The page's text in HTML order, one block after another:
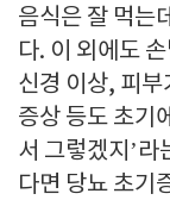
음식은 잘 먹는
다. 이 외에도
신경 이상, 피
증상 등도 초기
서 그렇겠지’라
다면 당뇨 초기